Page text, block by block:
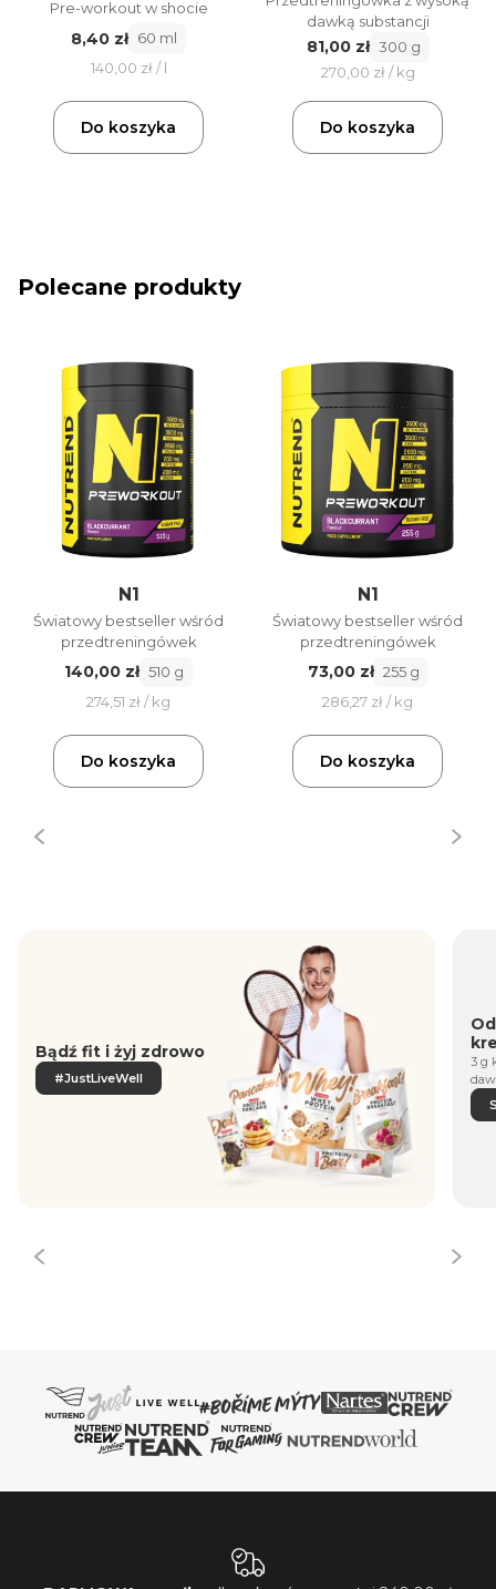
Pre-workout w shocie
8,40 zł 60 ml
140,00 zł / l
Do koszyka
dawką substancji
81,00 zł 300 g
270,00 zł / kg
Do koszyka
Polecane produkty
N1
Światowy bestseller wśród
przedtreningówek
140,00 zł 510 g
274,51 zł / kg
Do koszyka
N1
Światowy bestseller wśród
przedtreningówek
73,00 zł 255 g
286,27 zł / kg
Do koszyka
Bądź fit i żyj zdrowo
#JustLiveWell
3 g